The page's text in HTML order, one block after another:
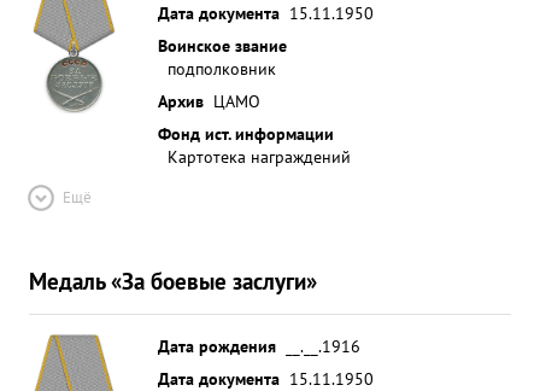
Дата документа 15.11.1950
Воинское звание
подполковник
Архив ЦАМО
Фонд ист. информации
Картотека награждений
Ещё
Медаль «За боевые заслуги»
Дата рождения
__.__.1916
Дата документа 15.11.1950